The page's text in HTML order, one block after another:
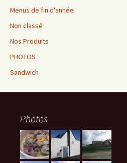
Menus de fin d'année
Non classé
Nos Produits
PHOTOS
Sandwich
Photos